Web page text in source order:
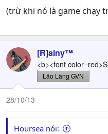
(trừ khi nó là game chạy
[R]ainy™
<b><font
Lão Làng GVN
28/10/13
Hoursea nói: